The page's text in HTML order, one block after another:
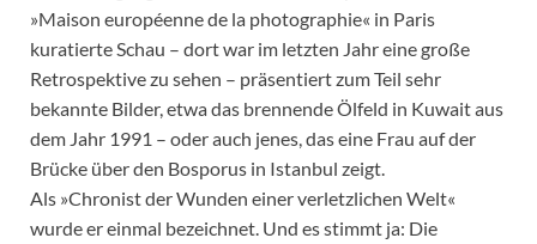
»Maison européenne de la photographie« in Paris
kuratierte Schau – dort war im letzten Jahr eine große
Retrospektive zu sehen – präsentiert zum Teil sehr
bekannte Bilder, etwa das brennende Ölfeld in Kuwait aus
dem Jahr 1991 – oder auch jenes, das eine Frau auf der
Brücke über den Bosporus in Istanbul zeigt.
Als »Chronist der Wunden einer verletzlichen Welt«
wurde er einmal bezeichnet. Und es stimmt ja: Die